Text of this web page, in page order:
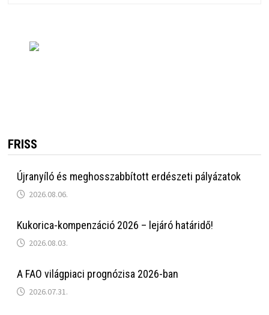
FRISS
Újranyíló és meghosszabbított erdészeti pályázatok
2026.08.06.
Kukorica-kompenzáció 2026 – lejáró határidő!
2026.08.03.
A FAO világpiaci prognózisa 2026-ban
2026.07.31.